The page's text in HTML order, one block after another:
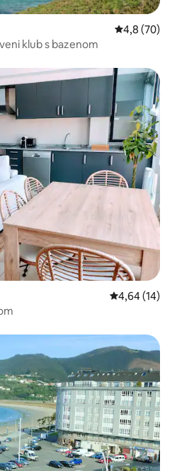
Prosječna
4,8 (70)
klub s bazenom
Prosječna
4,64 (14)